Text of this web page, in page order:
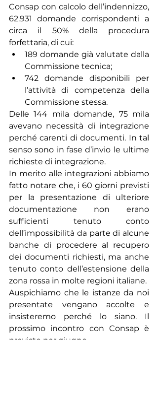
Consap con calcolo dell’indennizzo,
62.931 domande corrispondenti a
circa il 50% della procedura
forfettaria, di cui:
189 domande già valutate dalla
Commissione tecnica;
742 domande disponibili per
l’attività di competenza della
Commissione stessa.
Delle 144 mila domande, 75 mila
avevano necessità di integrazione
perché carenti di documenti. In tal
senso sono in fase d’invio le ultime
richieste di integrazione.
In merito alle integrazioni abbiamo
fatto notare che, i 60 giorni previsti
per la presentazione di ulteriore
documentazione non erano
sufficienti tenuto conto
dell’impossibilità da parte di alcune
banche di procedere al recupero
dei documenti richiesti, ma anche
tenuto conto dell’estensione della
zona rossa in molte regioni italiane.
Auspichiamo che le istanze da noi
presentate vengano accolte e
insisteremo perché lo siano. Il
prossimo incontro con Consap è
previsto per giugno.